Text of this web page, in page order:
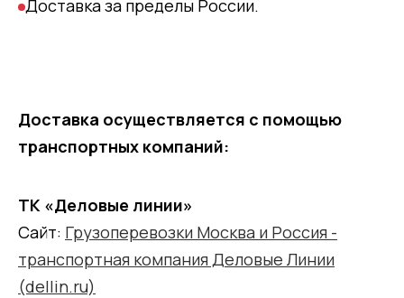
Доставка за пределы России.
Доставка осуществляется с помощью
транспортных компаний:
ТК «Деловые линии»
Сайт: Грузоперевозки Москва и Россия -
транспортная компания Деловые Линии
(dellin.ru)